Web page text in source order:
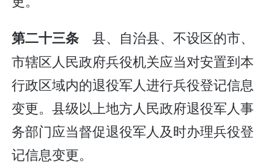
第二十三条 县、自治县、不设区的市、
市辖区人民政府兵役机关应当对安置到本
行政区域内的退役军人进行兵役登记信息
变更。县级以上地方人民政府退役军人事
务部门应当督促退役军人及时办理兵役登
记信息变更。